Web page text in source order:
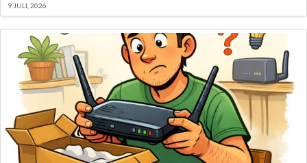
9 JULI, 2026